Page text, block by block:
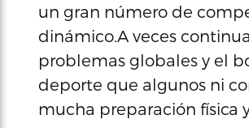
un gran número de
dinámico.A veces
problemas globales y el
deporte que algunos ni
mucha preparación física